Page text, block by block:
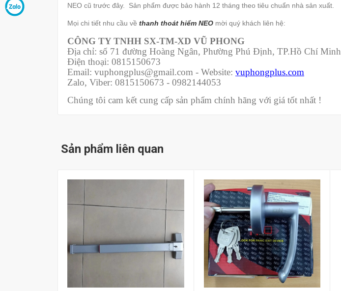
NEO cũ trước đây. Sản phẩm được bảo hành 12 tháng theo tiêu chuẩn nhà sản xuất.
Mọi chi tiết nhu cầu về thanh thoát hiểm NEO mời quý khách liên hệ:
CÔNG TY TNHH SX-TM-XD VŨ PHONG
Địa chỉ: số 71 đường Hoàng Ngân, Phường Phú Định, TP.Hồ Chí Minh
Điện thoại: 0815150673
Email: vuphongplus@gmail.com - Website: vuphongplus.com
Zalo, Viber: 0815150673 - 0982144053
Chúng tôi cam kết cung cấp sản phẩm chính hãng với giá tốt nhất !
Sản phẩm liên quan
Mua hàng